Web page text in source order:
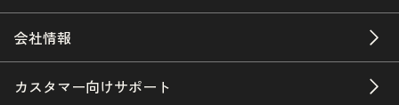
会社情報
カスタマー向けサポート